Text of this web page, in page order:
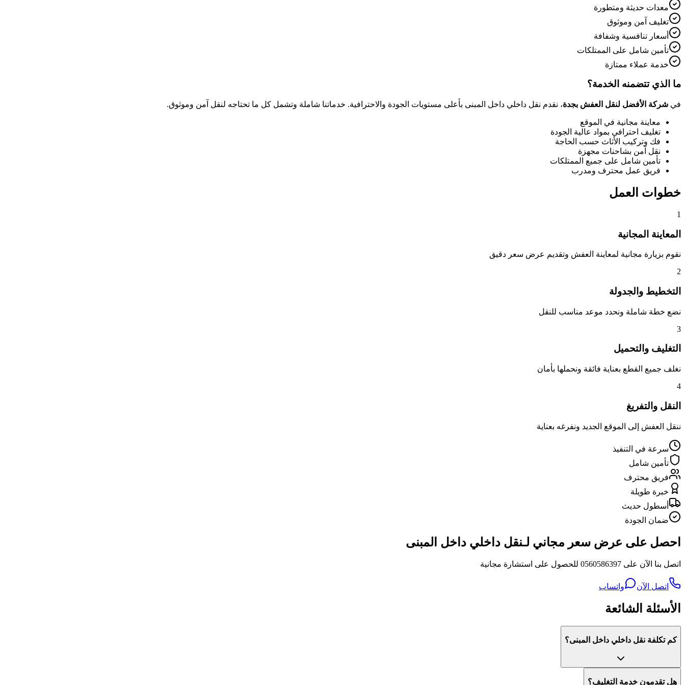
معدات حديثة ومتطورة
تغليف آمن وموثوق
أسعار تنافسية وشفافة
تأمين شامل على الممتلكات
خدمة عملاء ممتازة
ما الذي تتضمنه الخدمة؟
في شركة الأفضل لنقل العفش بجدة، نقدم نقل داخلي داخل المبنى بأعلى مستويات الجودة والاحترافية. خدماتنا شاملة وتشمل كل ما تحتاجه لنقل آمن وموثوق.
معاينة مجانية في الموقع
تغليف احترافي بمواد عالية الجودة
فك وتركيب الأثاث حسب الحاجة
نقل آمن بشاحنات مجهزة
تأمين شامل على جميع الممتلكات
فريق عمل محترف ومدرب
خطوات العمل
1
المعاينة المجانية
نقوم بزيارة مجانية لمعاينة العفش وتقديم عرض سعر دقيق
2
التخطيط والجدولة
نضع خطة شاملة ونحدد موعد مناسب للنقل
3
التغليف والتحميل
نغلف جميع القطع بعناية فائقة ونحملها بأمان
4
النقل والتفريغ
ننقل العفش إلى الموقع الجديد ونفرغه بعناية
سرعة في التنفيذ
تأمين شامل
فريق محترف
خبرة طويلة
أسطول حديث
ضمان الجودة
احصل على عرض سعر مجاني لـنقل داخلي داخل المبنى
اتصل بنا الآن على 0560586397 للحصول على استشارة مجانية
اتصل الآن واتساب
الأسئلة الشائعة
كم تكلفة نقل داخلي داخل المبنى؟
هل تقدمون خدمة التغليف؟